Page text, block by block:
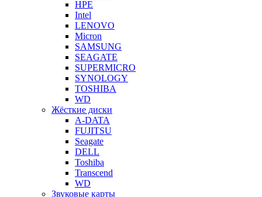
HPE
Intel
LENOVO
Micron
SAMSUNG
SEAGATE
SUPERMICRO
SYNOLOGY
TOSHIBA
WD
Жёсткие диски
A-DATA
FUJITSU
Seagate
DELL
Toshiba
Transcend
WD
Звуковые карты